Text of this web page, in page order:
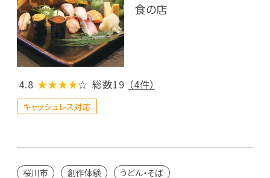
食の店
4.8 ★★★★☆ 総数19 （4件）
キャッシュレス対応
桜川市 創作体験 うどん・そば